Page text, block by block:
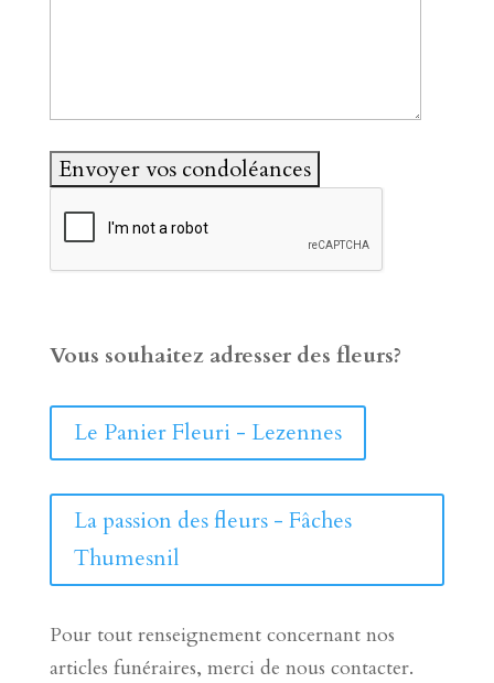
Vous souhaitez adresser des fleurs?
Le Panier Fleuri - Lezennes
La passion des fleurs - Fâches
Thumesnil
Pour tout renseignement concernant nos
articles funéraires, merci de nous contacter.